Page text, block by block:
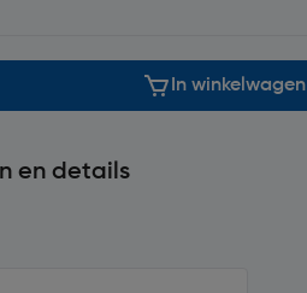
In winkelwagen
en details